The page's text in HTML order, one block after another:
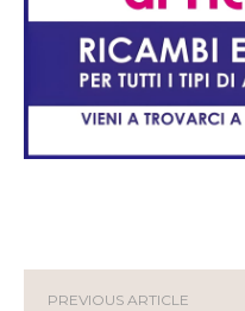
PREVIOUS ARTICLE